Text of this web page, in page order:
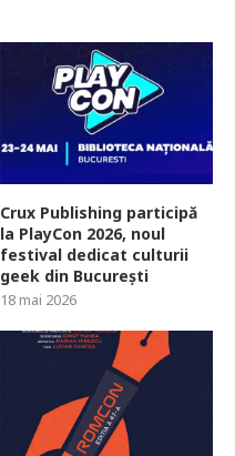
Crux Publishing participă
la PlayCon 2026, noul
festival dedicat culturii
geek din București
18 mai 2026